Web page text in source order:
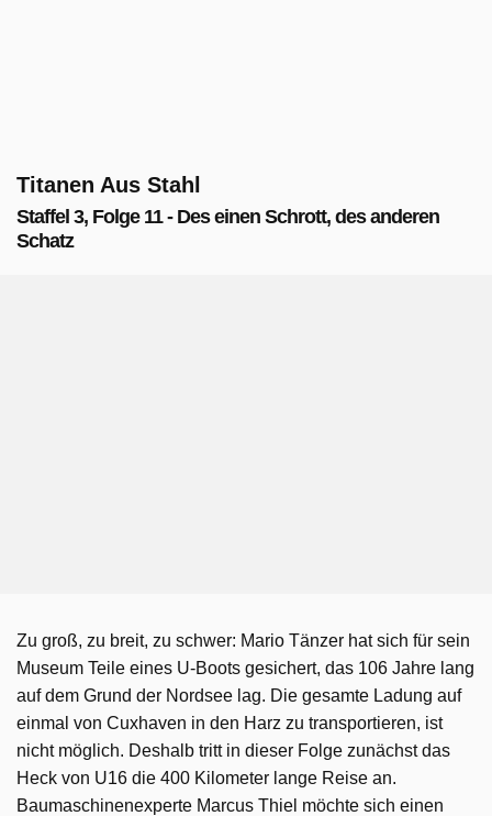
Titanen Aus Stahl
Staffel 3, Folge 11 - Des einen Schrott, des anderen
Schatz
Zu groß, zu breit, zu schwer: Mario Tänzer hat sich für sein
Museum Teile eines U-Boots gesichert, das 106 Jahre lang
auf dem Grund der Nordsee lag. Die gesamte Ladung auf
einmal von Cuxhaven in den Harz zu transportieren, ist
nicht möglich. Deshalb tritt in dieser Folge zunächst das
Heck von U16 die 400 Kilometer lange Reise an.
Baumaschinenexperte Marcus Thiel möchte sich einen